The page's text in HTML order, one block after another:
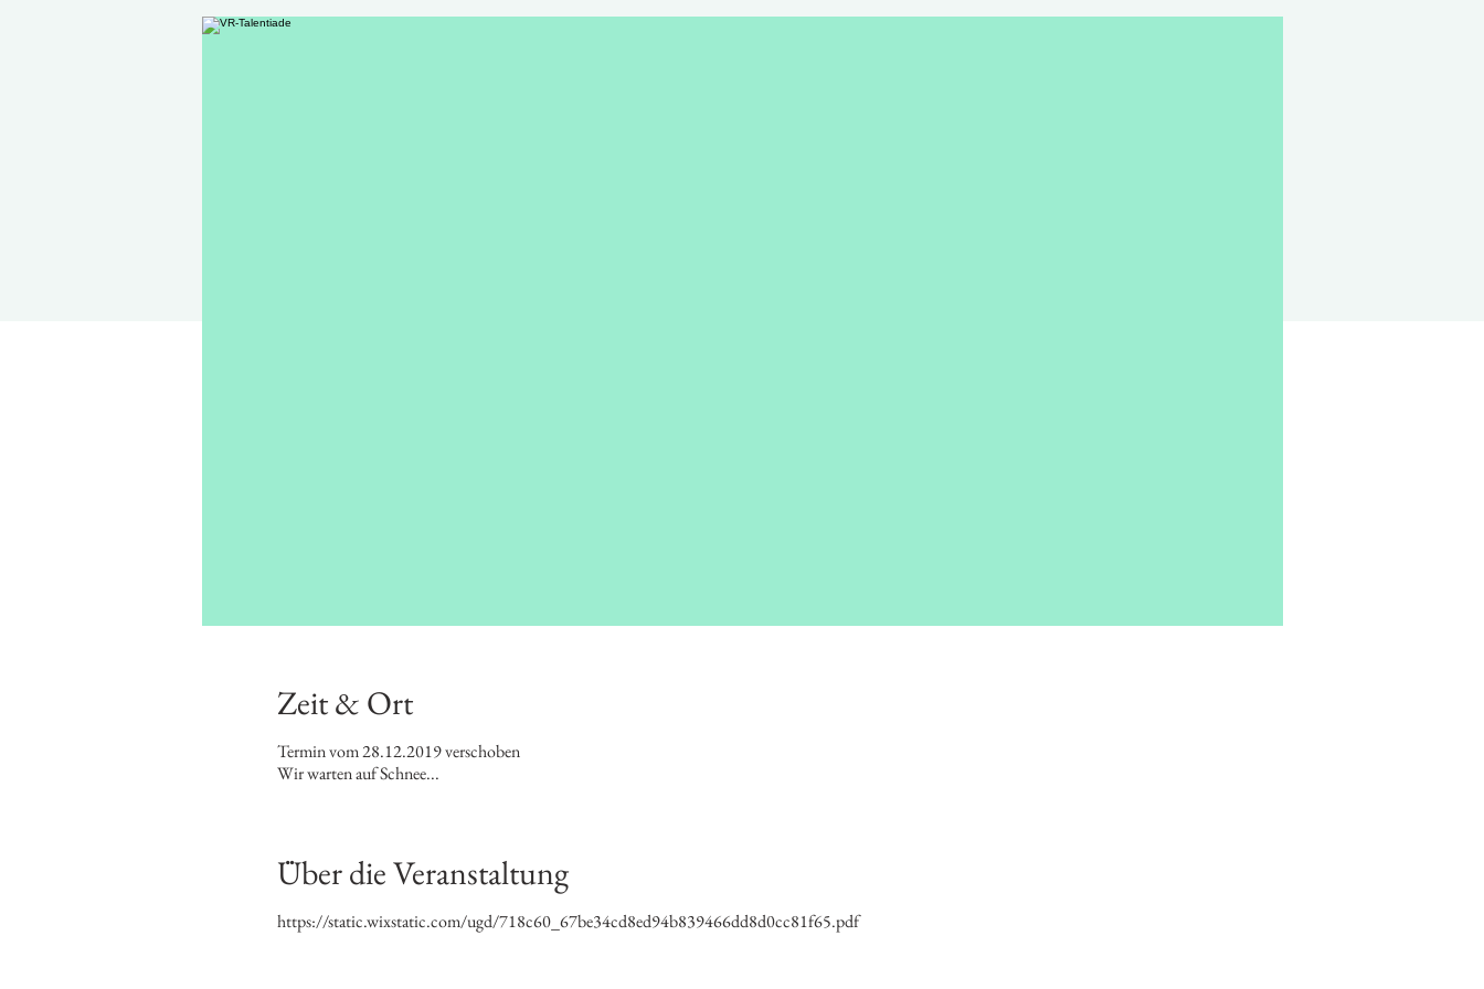
Zeit & Ort
Termin vom 28.12.2019 verschoben
Wir warten auf Schnee...
Über die Veranstaltung
https://static.wixstatic.com/ugd/718c60_67be34cd8ed94b839466dd8d0cc81f65.pdf